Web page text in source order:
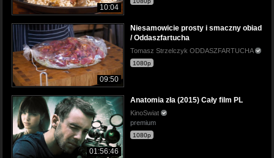
10:04
09:50
Niesamowicie prosty i smaczny obiad
/ Oddaszfartucha
Tomasz Strzelczyk ODDASZFARTUCHA
1080p
01:56:46
Anatomia zła (2015) Cały film PL
KinoSwiat
premium
1080p